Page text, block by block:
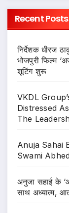
Recent Posts
निर्देशक धीरज
भोजपुरी फिल्म
शूटिंग शुरू
VKDL
Distressed
The
Anuja Sahai
Swami
अनुजा सहाई के
साथ अध्यात्म,